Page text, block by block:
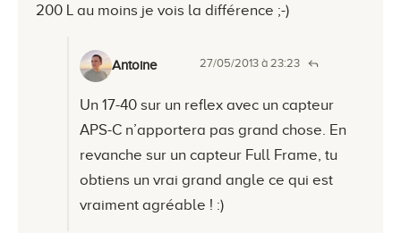
200 L au moins je vois la différence ;-)
Antoine 27/05/2013 à 23:23
Un 17-40 sur un reflex avec un capteur
APS-C n’apportera pas grand chose. En
revanche sur un capteur Full Frame, tu
obtiens un vrai grand angle ce qui est
vraiment agréable ! :)